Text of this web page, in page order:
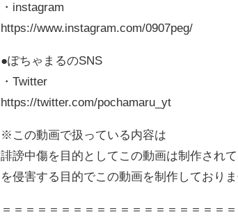
・instagram
https://www.instagram.com/0907peg/
●ぽちゃまるのSNS
・Twitter
https://twitter.com/pochamaru_yt
※この動画で扱っている内容は
誹謗中傷を目的としてこの動画は制作され
を侵害する目的でこの動画を制作しておりま
＝＝＝＝＝＝＝＝＝＝＝＝＝＝＝＝＝＝＝